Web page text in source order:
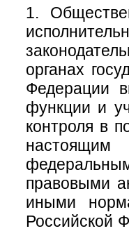
1.
органах
Федерации
функции и
контроля в
правовыми
иными
Российской